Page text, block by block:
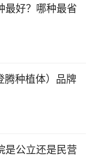
最好？哪种最省
腾种植体）品牌
是公立还是民营